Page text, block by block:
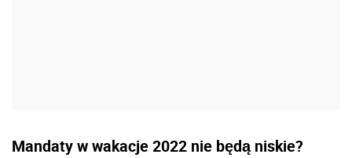
Mandaty w wakacje 2022 nie będą niskie?